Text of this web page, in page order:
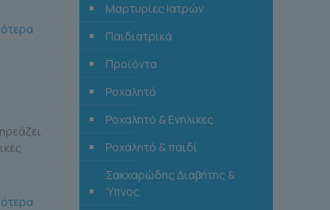
Μαρτυρίες Ιατρών
Παιδιατρικά
Προϊόντα
Ροχαλητό
Ροχαλητό & Ενήλικες
Ροχαλητό & παιδί
Σακχαρώδης Διαβήτης &
Ύπνος